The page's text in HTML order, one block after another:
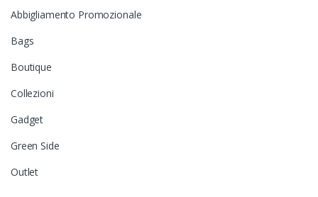
Abbigliamento Promozionale
Bags
Boutique
Collezioni
Gadget
Green Side
Outlet